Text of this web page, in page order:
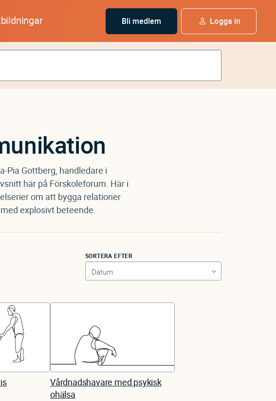
Bli medlem Logga in
Pia Gottberg, handledare i
här på Förskoleforum. Här i
om att bygga relationer
explosivt beteende.
SORTERA EFTER
Vårdnadshavare med psykisk
ohälsa